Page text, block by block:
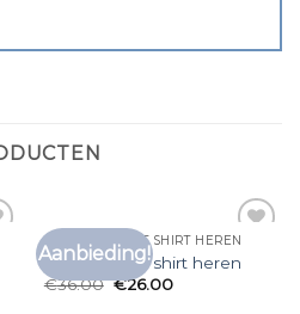
Aanbieding!
aan
LONG SLEEVE T SHIRT HEREN
long sleeve t shirt heren
€36.00 €26.00